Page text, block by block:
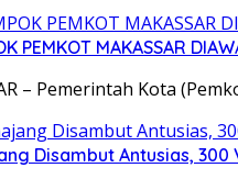
PEMKOT MAKASSAR
– Pemerintah Kota
Disambut Antusias,